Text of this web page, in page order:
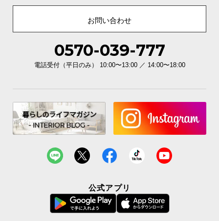
お問い合わせ
0570-039-777
電話受付（平日のみ） 10:00〜13:00 ／ 14:00〜18:00
公式アプリ